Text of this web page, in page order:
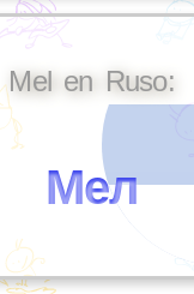
Mel en Ruso:
Мел